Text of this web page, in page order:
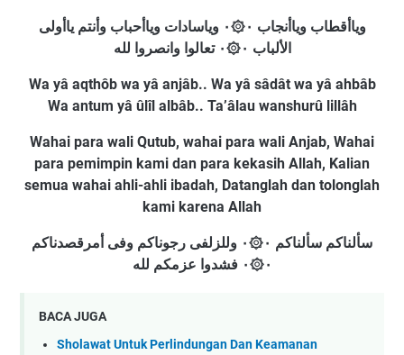
وياأقطاب وياأنجاب ۰۞۰ وياسادات وياأحباب وأنتم ياأولی
الألباب ۰۞۰ تعالوا وانصروا لله
Wa yâ aqthôb wa yâ anjâb.. Wa yâ sâdât wa yâ ahbâb
Wa antum yâ ûlîl albâb.. Ta’âlau wanshurû lillâh
Wahai para wali Qutub, wahai para wali Anjab, Wahai
para pemimpin kami dan para kekasih Allah, Kalian
semua wahai ahli-ahli ibadah, Datanglah dan tolonglah
kami karena Allah
سألناکم سألناکم ۰۞۰ وللزلفی رجوناکم وفی أمرقصدناکم
۰۞۰ فشدوا عزمکم لله
BACA JUGA
Sholawat Untuk Perlindungan Dan Keamanan